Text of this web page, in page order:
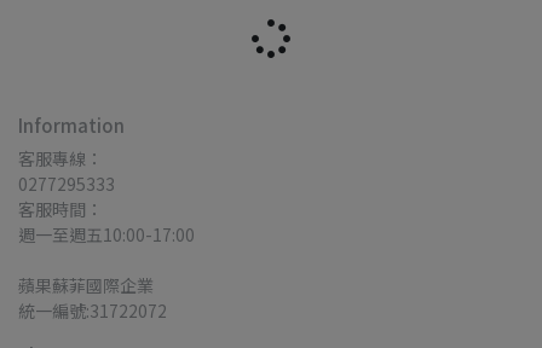
Information
客服專線：
0277295333
客服時間：
週一至週五10:00-17:00
蘋果蘇菲國際企業
統一編號:31722072